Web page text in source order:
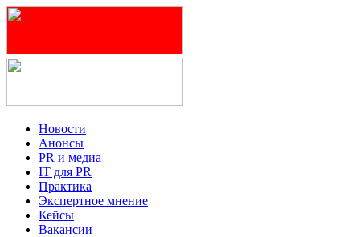
Новости
Анонсы
PR и медиа
IT для PR
Практика
Экспертное мнение
Кейсы
Вакансии